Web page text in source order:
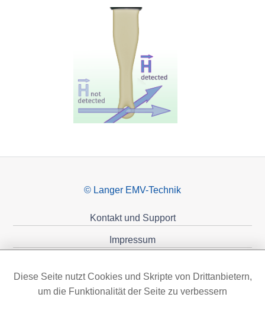
© Langer EMV-Technik
Kontakt und Support
Impressum
Diese Seite nutzt Cookies und Skripte von Drittanbietern,
um die Funktionalität der Seite zu verbessern